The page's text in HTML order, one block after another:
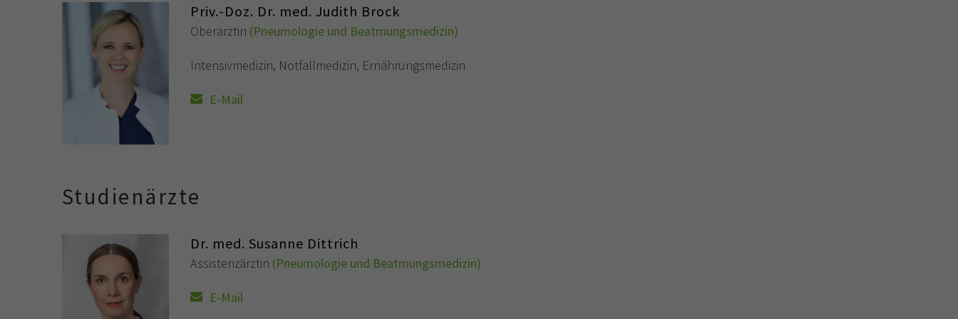
Priv.-Doz. Dr. med. Judith Brock
Oberärztin (Pneumologie und Beatmungsmedizin)
Intensivmedizin, Notfallmedizin, Ernährungsmedizin
E-Mail
Studienärzte
Dr. med. Susanne Dittrich
Assistenzärztin (Pneumologie und Beatmungsmedizin)
E-Mail